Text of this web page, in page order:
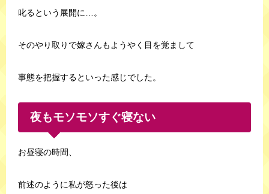
叱るという展開に…。
そのやり取りで嫁さんもようやく目を覚まして
事態を把握するといった感じでした。
夜もモソモソすぐ寝ない
お昼寝の時間、
前述のように私が怒った後は